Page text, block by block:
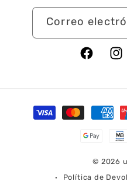
Correo
Facebook
Formas
de
© 2026
Política de